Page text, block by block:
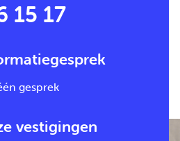
15 17
gesprek
vestigingen